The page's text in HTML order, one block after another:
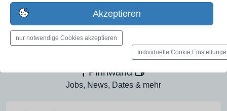
Medien-Galerie
Bilder, PDFs, Audio, Video
Pinnwand
Jobs, News, Dates & mehr
Akzeptieren
nur notwendige Cookies akzeptieren
Individuelle Cookie